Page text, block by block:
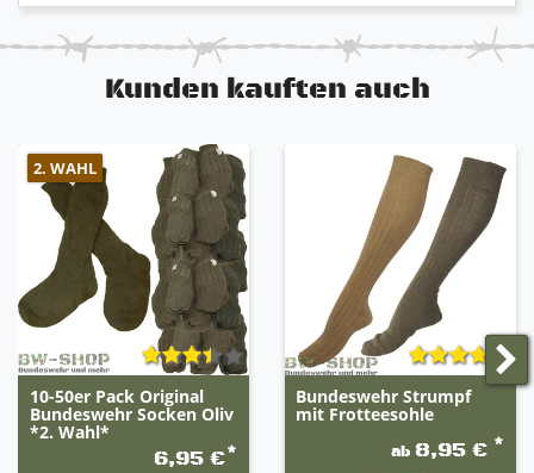
Kunden kauften auch
2. WAHL
10-50er Pack Original
Bundeswehr Socken Oliv
*2. Wahl*
6,95 €*
Bundeswehr Strumpf
mit Frotteesohle
ab 8,95 € *